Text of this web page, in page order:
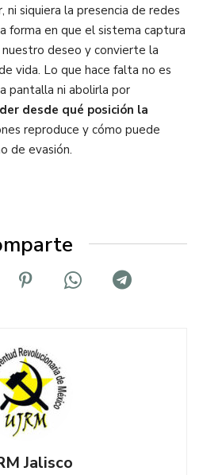
ni siquiera la presencia de redes
forma en que el sistema captura
deseo y convierte la
vida. Lo que hace falta no es
pantalla ni abolirla por
desde qué posición la
reproduce y cómo puede
de evasión.
Jalisco